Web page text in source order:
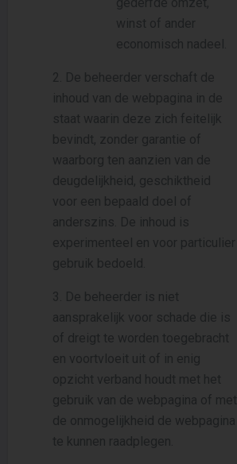
winst of ander
economisch nadeel.
2. De beheerder verschaft de
inhoud van de webpagina in de
staat waarin deze zich feitelijk
bevindt, zonder garantie of
waarborg ten aanzien van de
deugdelijkheid, geschiktheid
voor een bepaald doel of
anderszins. De inhoud is
experimenteel en voor particulier
gebruik bedoeld.
3. De beheerder is niet
aansprakelijk voor schade die is
of dreigt te worden toegebracht
en voortvloeit uit of in enig
opzicht verband houdt met het
gebruik van de webpagina of met
de onmogelijkheid de webpagina
te kunnen raadplegen.